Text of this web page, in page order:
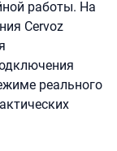
работы. На
Cervoz
реального